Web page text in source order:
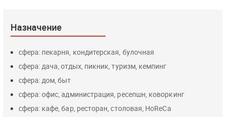
Назначение
сфера: пекарня, кондитерская, булочная
сфера: дача, отдых, пикник, туризм, кемпинг
сфера: дом, быт
сфера: офис, администрация, ресепшн, коворкинг
сфера: кафе, бар, ресторан, столовая, HoReCa